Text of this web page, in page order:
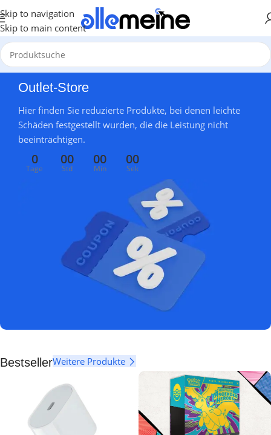
Skip to navigation
Skip to main content
Outlet-Store
Hier finden Sie reduzierte Produkte, bei denen leichte
Schäden festgestellt wurden, die die Leistung nicht
beeinträchtigen.
0
Tage
00
Std
00
Min
00
Sek
BestsellerWeitere Produkte